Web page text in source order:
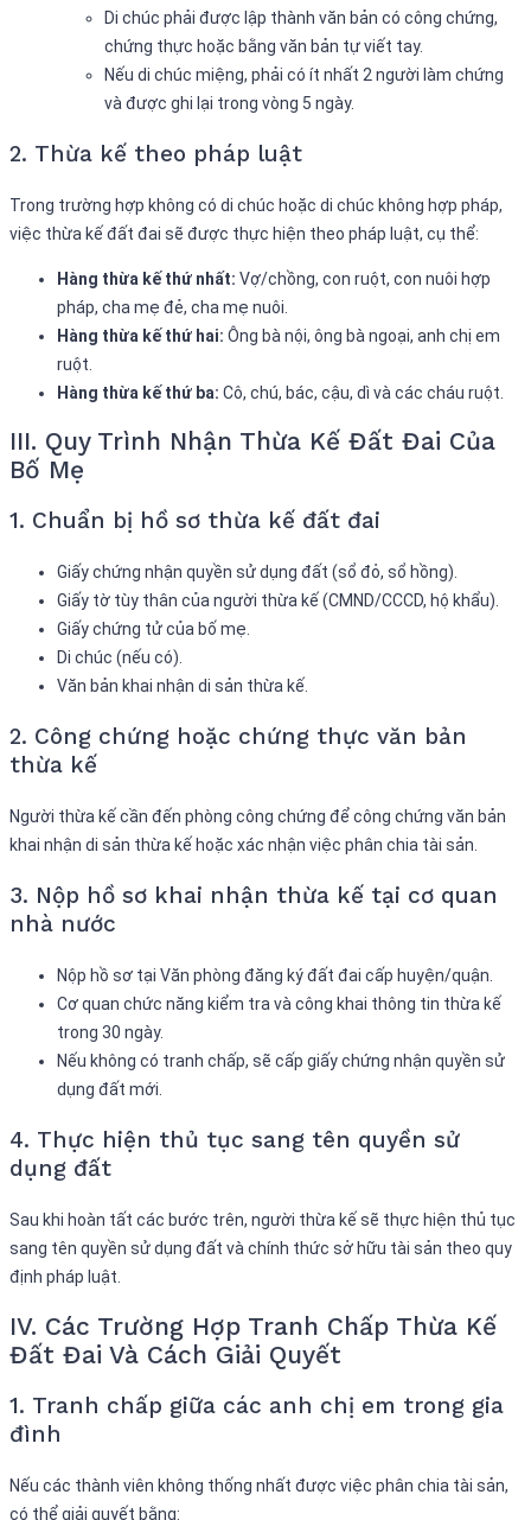
Di chúc phải được lập thành văn bản có công chứng,
chứng thực hoặc bằng văn bản tự viết tay.
Nếu di chúc miệng, phải có ít nhất 2 người làm chứng
và được ghi lại trong vòng 5 ngày.
2. Thừa kế theo pháp luật
Trong trường hợp không có di chúc hoặc di chúc không hợp pháp,
việc thừa kế đất đai sẽ được thực hiện theo pháp luật, cụ thể:
Hàng thừa kế thứ nhất: Vợ/chồng, con ruột, con nuôi hợp
pháp, cha mẹ đẻ, cha mẹ nuôi.
Hàng thừa kế thứ hai: Ông bà nội, ông bà ngoại, anh chị em
ruột.
Hàng thừa kế thứ ba: Cô, chú, bác, cậu, dì và các cháu ruột.
III. Quy Trình Nhận Thừa Kế Đất Đai Của
Bố Mẹ
1. Chuẩn bị hồ sơ thừa kế đất đai
Giấy chứng nhận quyền sử dụng đất (sổ đỏ, sổ hồng).
Giấy tờ tùy thân của người thừa kế (CMND/CCCD, hộ khẩu).
Giấy chứng tử của bố mẹ.
Di chúc (nếu có).
Văn bản khai nhận di sản thừa kế.
2. Công chứng hoặc chứng thực văn bản
thừa kế
Người thừa kế cần đến phòng công chứng để công chứng văn bản
khai nhận di sản thừa kế hoặc xác nhận việc phân chia tài sản.
3. Nộp hồ sơ khai nhận thừa kế tại cơ quan
nhà nước
Nộp hồ sơ tại Văn phòng đăng ký đất đai cấp huyện/quận.
Cơ quan chức năng kiểm tra và công khai thông tin thừa kế
trong 30 ngày.
Nếu không có tranh chấp, sẽ cấp giấy chứng nhận quyền sử
dụng đất mới.
4. Thực hiện thủ tục sang tên quyền sử
dụng đất
Sau khi hoàn tất các bước trên, người thừa kế sẽ thực hiện thủ tục
sang tên quyền sử dụng đất và chính thức sở hữu tài sản theo quy
định pháp luật.
IV. Các Trường Hợp Tranh Chấp Thừa Kế
Đất Đai Và Cách Giải Quyết
1. Tranh chấp giữa các anh chị em trong gia
đình
Nếu các thành viên không thống nhất được việc phân chia tài sản,
có thể giải quyết bằng: